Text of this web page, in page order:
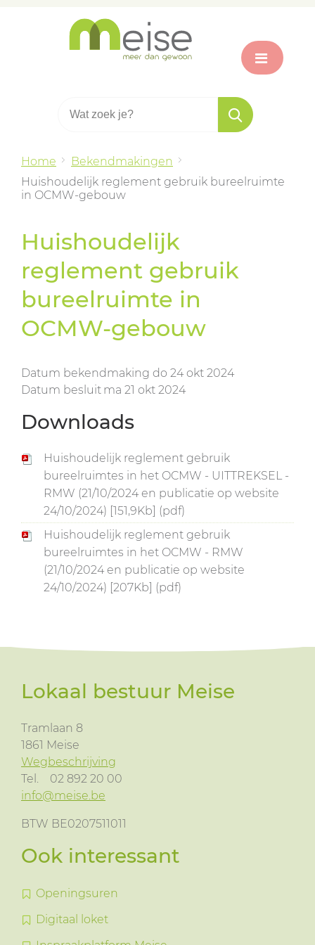
Home
Bekendmakingen
Huishoudelijk reglement gebruik bureelruimte
in OCMW-gebouw
Huishoudelijk
reglement gebruik
bureelruimte in
OCMW-gebouw
Datum bekendmaking do 24okt 2024
Datum besluit ma 21 okt 2024
Downloads
Huishoudelijk reglement gebruik
bureelruimtes in het OCMW - UITTREKSEL -
RMW (21/10/2024 en publicatie op website
24/10/2024) [151,9Kb] (pdf)
Huishoudelijk reglement gebruik
bureelruimtes in het OCMW - RMW
(21/10/2024 en publicatie op website
24/10/2024) [207Kb] (pdf)
Lokaal bestuur Meise
Tramlaan 8
1861 Meise
Wegbeschrijving
Tel.
02 892 20 00
info@meise.be
BTW BE0207511011
Ook interessant
Openingsuren
Digitaal loket